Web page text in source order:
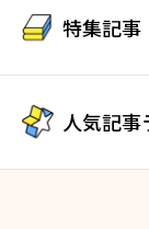
特集記事
人気記事